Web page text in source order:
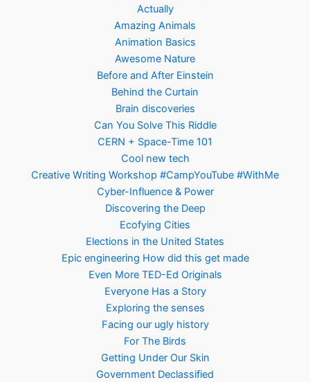
Actually
Amazing Animals
Animation Basics
Awesome Nature
Before and After Einstein
Behind the Curtain
Brain discoveries
Can You Solve This Riddle
CERN + Space-Time 101
Cool new tech
Creative Writing Workshop #CampYouTube #WithMe
Cyber-Influence & Power
Discovering the Deep
Ecofying Cities
Elections in the United States
Epic engineering How did this get made
Even More TED-Ed Originals
Everyone Has a Story
Exploring the senses
Facing our ugly history
For The Birds
Getting Under Our Skin
Government Declassified